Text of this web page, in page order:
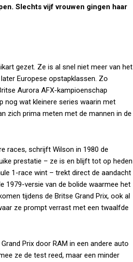
Slechts vijf vrouwen gingen haar
gezet. Ze is al snel niet meer van het
Europese opstapklassen. Zo
Aurora AFX-kampioenschap
nog wat kleinere series waarin met
zich prima meten met de mannen in de
races, schrijft Wilson in 1980 de
prestatie – ze is en blijft tot op heden
1-race wint – trekt direct de aandacht
1979-versie van de bolide waarmee het
tijdens de Britse Grand Prix, ook al
ze prompt verrast met een twaalfde
Prix door RAM in een andere auto
ze de test reed, maar een minder